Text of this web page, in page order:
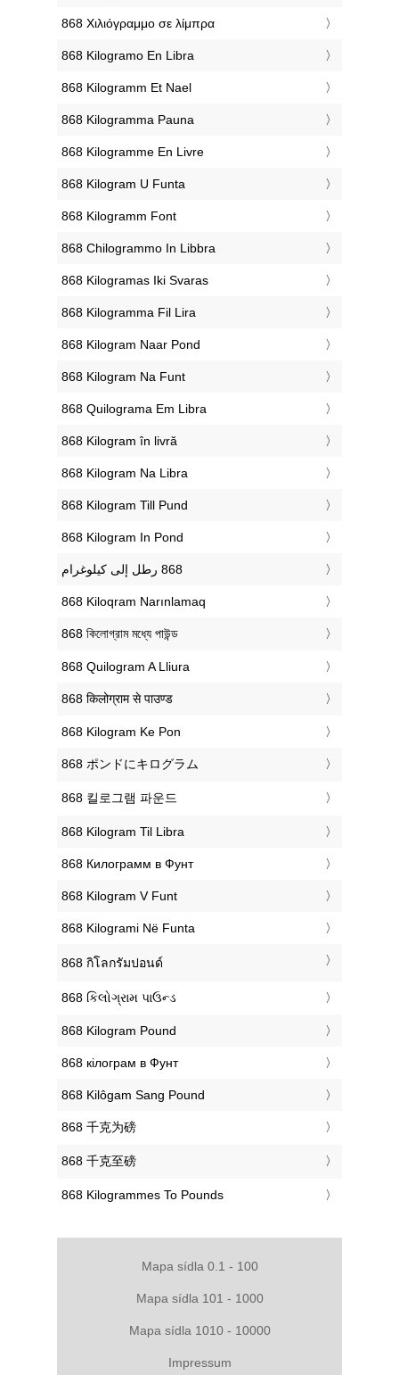
‎868 Χιλιόγραμμο σε λίμπρα
‎868 Kilogramo En Libra
‎868 Kilogramm Et Nael
‎868 Kilogramma Pauna
‎868 Kilogramme En Livre
‎868 Kilogram U Funta
‎868 Kilogramm Font
‎868 Chilogrammo In Libbra
‎868 Kilogramas Iki Svaras
‎868 Kilogramma Fil Lira
‎868 Kilogram Naar Pond
‎868 Kilogram Na Funt
‎868 Quilograma Em Libra
‎868 Kilogram în livră
‎868 Kilogram Na Libra
‎868 Kilogram Till Pund
‎868 Kilogram In Pond
‎868 Kiloqram Narınlamaq
‎868 কিলোগ্রাম মধ্যে পাউন্ড
‎868 Quilogram A Lliura
‎868 किलोग्राम से पाउण्ड
‎868 Kilogram Ke Pon
‎868 ポンドにキログラム
‎868 킬로그램 파운드
‎868 Kilogram Til Libra
‎868 Килограмм в Фунт
‎868 Kilogram V Funt
‎868 Kilogrami Në Funta
‎868 กิโลกรัมปอนด์
‎868 કિલોગ્રામ પાઉન્ડ
‎868 Kilogram Pound
‎868 кілограм в Фунт
‎868 Kilôgam Sang Pound
‎868 千克为磅
‎868 千克至磅
‎868 Kilogrammes To Pounds
Mapa sídla 0.1 - 100
Mapa sídla 101 - 1000
Mapa sídla 1010 - 10000
Impressum